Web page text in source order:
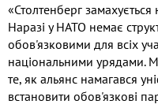
«Столтенберг
Наразі у НАТО немає
обов'язковими для всіх
національними урядами.
те, як альянс намагався
встановити обов'язкові